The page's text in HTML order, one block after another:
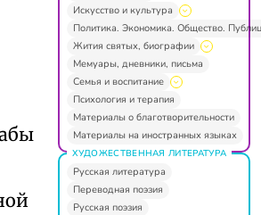
Искусство и культура
Политика. Экономика. Общество.
Жития святых, биографии
Мемуары, дневники, письма
Семья и воспитание
Психология и терапия
Материалы о благотворительности
Материалы на иностранных языках
ХУДОЖЕСТВЕННАЯ ЛИТЕРАТУРА
Русская литература
Переводная поэзия
Русская поэзия